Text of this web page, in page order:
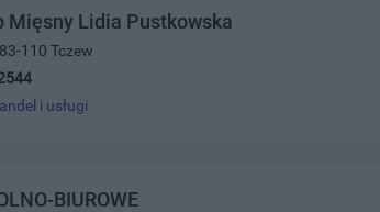
Mięsny Lidia Pustkowska
110 Tczew
i usługi
BIUROWE